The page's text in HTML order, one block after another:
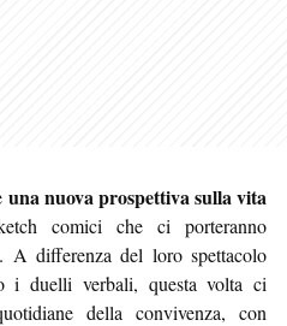
una nuova prospettiva sulla vita
comici che ci porteranno
A differenza del loro spettacolo
i duelli verbali, questa volta ci
della convivenza, con